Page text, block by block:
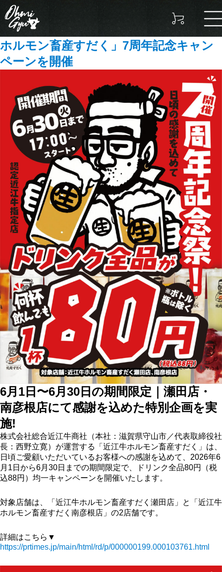
タグ:
【滋賀県】ドリンク全品80円！「近江牛
ホルモン畜産すだく」7周年記念キャン
ペーンを開催
6月1日〜6月30日の期間限定｜瀬田店・
南彦根店にて感謝を込めた特別企画を実
施!
株式会社総合近江牛商社（本社：滋賀県守山市／代表取締役社
長：西野立寛）が運営する「近江牛ホルモン畜産すだく」は、
日頃ご愛顧いただいているお客様への感謝を込めて、2026年6
月1日から6月30日までの期間限定で、ドリンク全品80円（税
込88円）均一キャンペーンを開催いたします。
対象店舗は、「近江牛ホルモン畜産すだく瀬田店」と「近江牛
ホルモン畜産すだく南彦根店」の2店舗です。
詳細はこちら▼
https://prtimes.jp/main/html/rd/p/000000199.000103761.html